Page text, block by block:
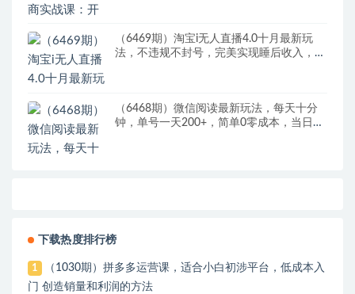
（6469期）淘宝i无人直播4.0十月最新玩
法，不违规不封号，完美实现睡后收入，日
（6468期）微信阅读最新玩法，每天十分
钟，单号一天200+，简单0零成本，当日提
下载热度排行榜
1
（1030期）拼多多运营课，适合小白初涉平台，低成本入
门 创造销量和利润的方法